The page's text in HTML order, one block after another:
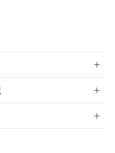
員登録
者とは、"個人情報
非含有を証明する
了までの期間は出
することから備考
りました。